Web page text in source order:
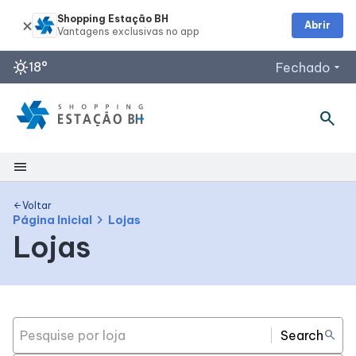
sunny18° Fechado arrow_drop_down
search
menu
Shopping
Mapa Interno
Facilidades
Como Chegar
arrow_backVoltar
Página Inicial chevron_right Lojas
Lojas
Searchsearch
Shopping Estação BH
Abrir